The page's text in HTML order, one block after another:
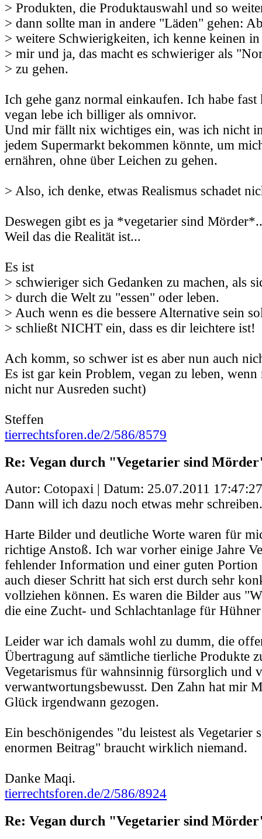
> Produkten, die Produktauswahl und so
> dann sollte man in andere "Läden" gehen:
> weitere Schwierigkeiten, ich kenne keinen
> mir und ja, das macht es schwieriger als
> zu gehen.
Ich gehe ganz normal einkaufen. Ich habe
vegan lebe ich billiger als omnivor.
Und mir fällt nix wichtiges ein, was ich nicht
jedem Supermarkt bekommen könnte, um
ernähren, ohne über Leichen zu gehen.
> Also, ich denke, etwas Realismus schadet
Deswegen gibt es ja *vegetarier sind
Weil das die Realität ist...
Es ist
> schwieriger sich Gedanken zu machen, als
> durch die Welt zu "essen" oder leben.
> Auch wenn es die bessere Alternative sein
> schließt NICHT ein, dass es dir leichtere ist!
Ach komm, so schwer ist es aber nun auch
Es ist gar kein Problem, vegan zu leben,
nicht nur Ausreden sucht)
Steffen
tierrechtsforen.de/2/586/8579
Re: Vegan durch "Vegetarier sind
Autor: Cotopaxi | Datum: 25.07.2011 17:47:27
Dann will ich dazu noch etwas mehr
Harte Bilder und deutliche Worte waren für
richtige Anstoß. Ich war vorher einige Jahre
fehlender Information und einer guten
auch dieser Schritt hat sich erst durch sehr
vollziehen können. Es waren die Bilder aus
die eine Zucht- und Schlachtanlage für
Leider war ich damals wohl zu dumm, die
Übertragung auf sämtliche tierliche Produkte
Vegetarismus für wahnsinnig fürsorglich und
verwantwortungsbewusst. Den Zahn hat mir
Glück irgendwann gezogen.
Ein beschönigendes "du leistest als Vegetarier
enormen Beitrag" braucht wirklich niemand.
Danke Maqi.
tierrechtsforen.de/2/586/8924
Re: Vegan durch "Vegetarier sind